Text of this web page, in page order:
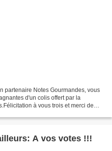
partenaire Notes Gourmandes, vous
d'un colis offert par la
à vous trois et merci de
A vos votes !!!